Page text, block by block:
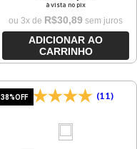
à vista no pix
ou 3x de R$30,89 sem juros
ADICIONAR AO
CARRINHO
(11)
38%OFF